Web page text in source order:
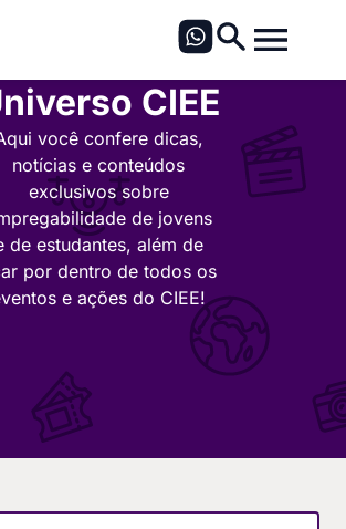
CIEE
você confere dicas,
notícias e conteúdos
exclusivos sobre
de jovens
de estudantes, além de
por dentro de todos os
e ações do CIEE!